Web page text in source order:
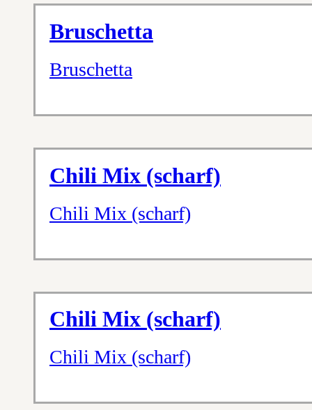
Bruschetta
Bruschetta
Chili Mix (scharf)
Chili Mix (scharf)
Chili Mix (scharf)
Chili Mix (scharf)